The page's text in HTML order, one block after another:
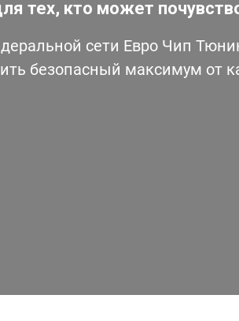
тех, кто может
сети Евро Чип
безопасный максимум от